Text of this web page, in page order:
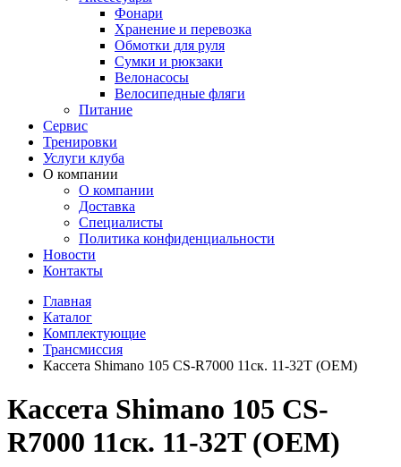
Фонари
Хранение и перевозка
Обмотки для руля
Сумки и рюкзаки
Велонасосы
Велосипедные фляги
Питание
Сервис
Тренировки
Услуги клуба
О компании
О компании
Доставка
Специалисты
Политика конфиденциальности
Новости
Контакты
Главная
Каталог
Комплектующие
Трансмиссия
Кассета Shimano 105 CS-R7000 11ск. 11-32T (OEM)
Кассета Shimano 105 CS-
R7000 11ск. 11-32T (OEM)